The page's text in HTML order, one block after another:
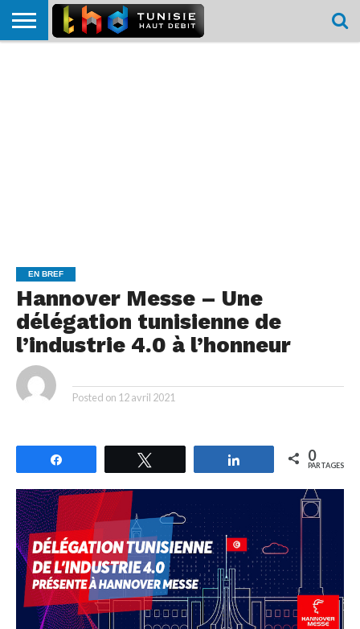
EN BREF
Hannover Messe – Une
délégation tunisienne de
l’industrie 4.0 à l’honneur
Posted on 12 avril 2021
Partagez 0
PARTAGES